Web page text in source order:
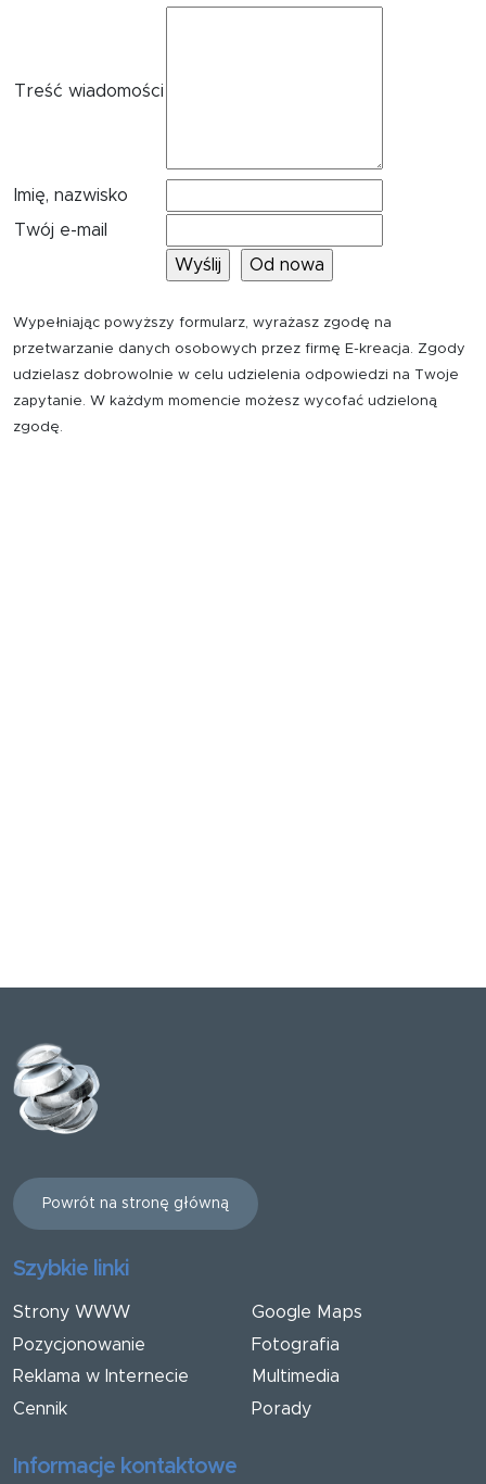
Treść wiadomości
Imię, nazwisko
Twój e-mail
Wypełniając powyższy formularz, wyrażasz zgodę na
przetwarzanie danych osobowych przez firmę E-kreacja. Zgody
udzielasz dobrowolnie w celu udzielenia odpowiedzi na Twoje
zapytanie. W każdym momencie możesz wycofać udzieloną
zgodę.
Powrót na stronę główną
Szybkie linki
Strony WWW
Pozycjonowanie
Reklama w Internecie
Cennik
Google Maps
Fotografia
Multimedia
Porady
Informacje kontaktowe